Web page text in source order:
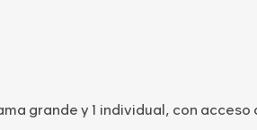
grande y 1 individual, con